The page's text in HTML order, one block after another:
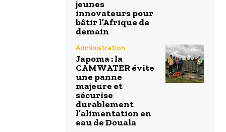
jeunes
innovateurs pour
bâtir l’Afrique de
demain
Administration
Japoma : la
CAMWATER évite
une panne
majeure et
sécurise
durablement
l’alimentation en
eau de Douala